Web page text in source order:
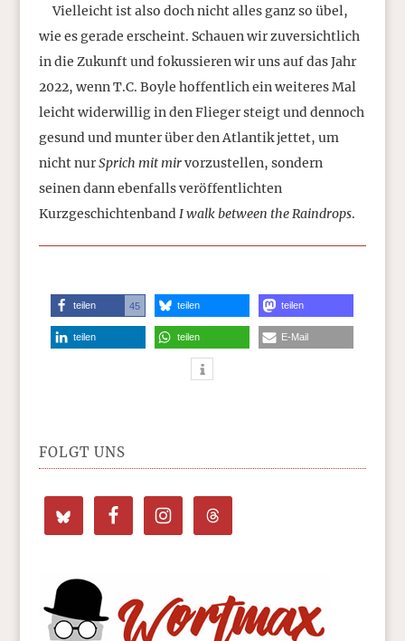
Vielleicht ist also doch nicht alles ganz so übel,
wie es gerade erscheint. Schauen wir zuversichtlich
in die Zukunft und fokussieren wir uns auf das Jahr
2022, wenn T.C. Boyle hoffentlich ein weiteres Mal
leicht widerwillig in den Flieger steigt und dennoch
gesund und munter über den Atlantik jettet, um
nicht nurSprich mit mirvorzustellen, sondern
seinen dann ebenfalls veröffentlichten
Kurzgeschichtenband I walk between the Raindrops.
teilen 45 teilen teilen
teilen teilen E-Mail
FOLGT UNS